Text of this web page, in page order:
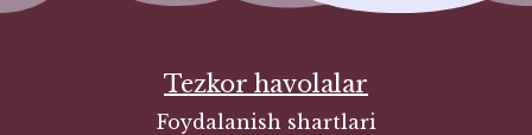
Tezkor havolalar
Foydalanish shartlari